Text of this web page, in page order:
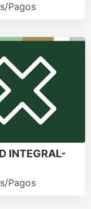
Pagos
INTEGRAL-
Pagos